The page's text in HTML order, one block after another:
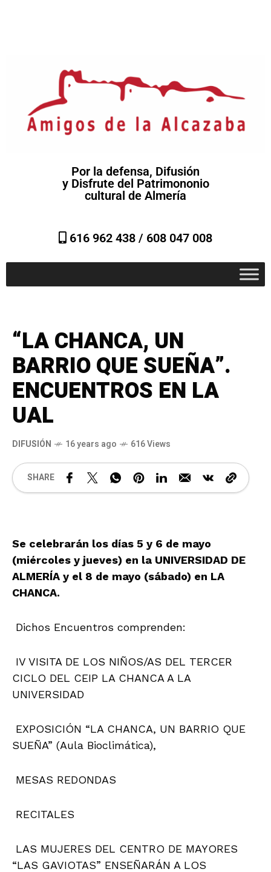
Por la defensa, Difusión
y Disfrute del Patrimononio
cultural de Almería
616 962 438 / 608 047 008
“LA CHANCA, UN
BARRIO QUE SUEÑA”.
ENCUENTROS EN LA
UAL
DIFUSIÓN 16 years ago 616 Views
SHARE
Se celebrarán los días 5 y 6 de mayo
(miércoles y jueves) en la UNIVERSIDAD DE
ALMERÍA y el 8 de mayo (sábado) en LA
CHANCA.
Dichos Encuentros comprenden:
IV VISITA DE LOS NIÑOS/AS DEL TERCER
CICLO DEL CEIP LA CHANCA A LA
UNIVERSIDAD
EXPOSICIÓN “LA CHANCA, UN BARRIO QUE
SUEÑA” (Aula Bioclimática),
MESAS REDONDAS
RECITALES
LAS MUJERES DEL CENTRO DE MAYORES
“LAS GAVIOTAS” ENSEÑARÁN A LOS